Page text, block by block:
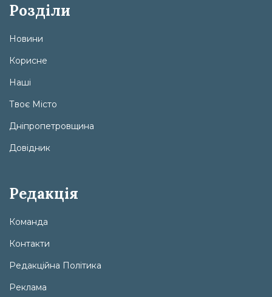
Розділи
Новини
Корисне
Наші
Твоє Місто
Дніпропетровщина
Довідник
Редакція
Команда
Контакти
Редакційна Політика
Реклама